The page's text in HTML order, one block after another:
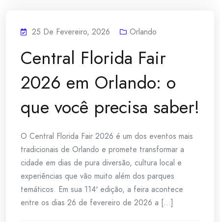
25 De Fevereiro, 2026 Orlando
Central Florida Fair
2026 em Orlando: o
que você precisa saber!
O Central Florida Fair 2026 é um dos eventos mais
tradicionais de Orlando e promete transformar a
cidade em dias de pura diversão, cultura local e
experiências que vão muito além dos parques
temáticos. Em sua 114ª edição, a feira acontece
entre os dias 26 de fevereiro de 2026 a [...]